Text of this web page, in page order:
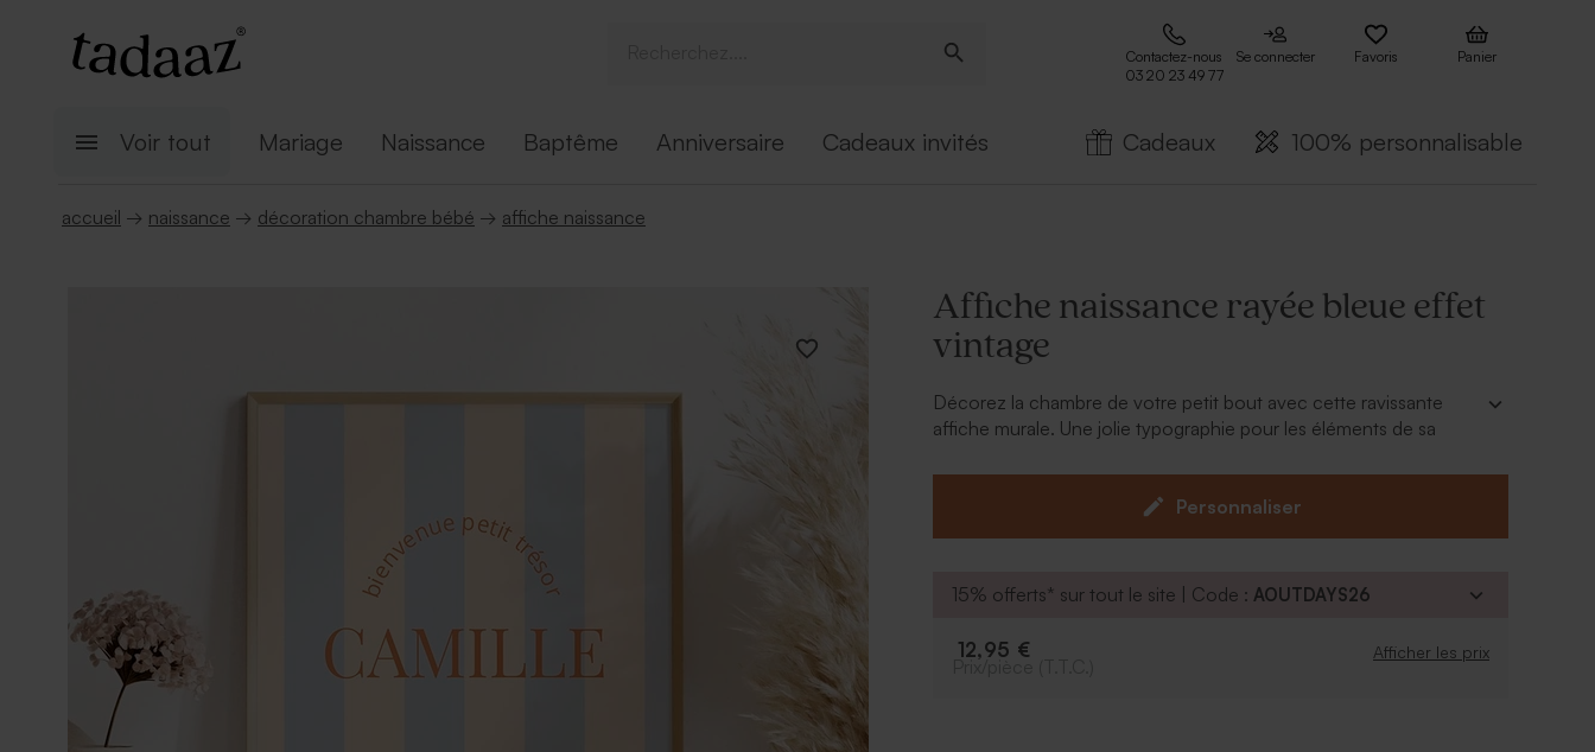
Contactez-nous
03 20 23 49 77
Se connecter Favoris Panier
Voir tout Mariage Naissance Baptême Anniversaire Cadeaux invités Cadeaux 100% personnalisable
accueil → naissance → décoration chambre bébé → affiche naissance
Affiche naissance rayée bleue effet
vintage
Décorez la chambre de votre petit bout avec cette ravissante
affiche murale. Une jolie typographie pour les éléments de sa
* Cette affiche est vendue sans le cadre
Personnaliser
15% offerts* sur tout le site | Code :AOUTDAYS26
12,95 € Afficher les prix